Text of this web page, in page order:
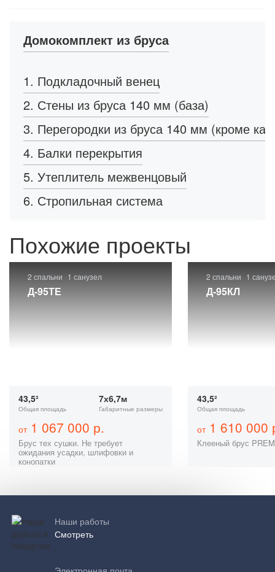
Домокомплект из бруса
1. Подкладочный венец
2. Стены из бруса 140 мм (база)
3. Перегородки из бруса 140 мм (кроме
4. Балки перекрытия
5. Утеплитель межвенцовый
6. Стропильная система
Похожие проекты
2 спальни 1 санузел
Д-95ТЕ
43,5²
Общая площадь
7х6,7м
Габаритные размеры
от1 067 000 р.
Брус тех сушки. Не требует
ожидания усадки, шлифовки и
конопатки
2 спальни 1
Д-95КЛ
43,5²
Общая площадь
от1 610 000
Клееный брус
Наши работы
Смотреть